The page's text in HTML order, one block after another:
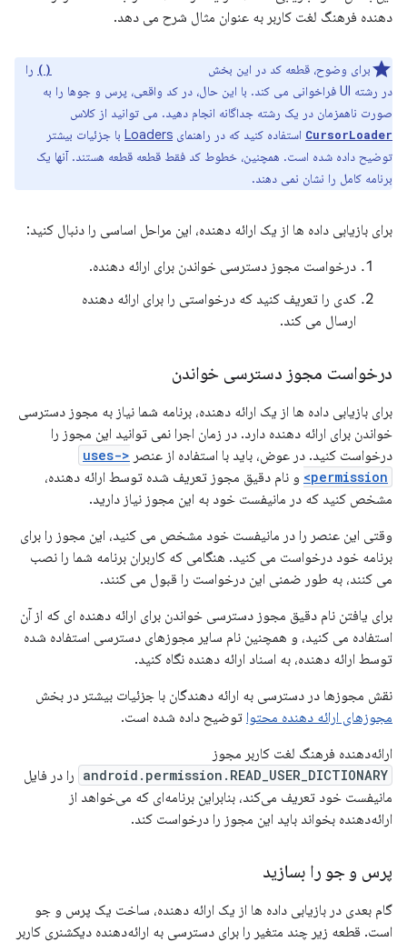
دهنده فرهنگ لغت کاربر به عنوان مثال شرح می دهد.
برای وضوح، قطعه کد در این بخش
را
در رشته UI فراخوانی می کند. با این حال، در کد واقعی، پرس و جوها را به
صورت ناهمزمان در یک رشته جداگانه انجام دهید. می توانید از کلاس
CursorLoader استفاده کنید که در راهنمای Loaders با جزئیات بیشتر
توضیح داده شده است. همچنین، خطوط کد فقط قطعه قطعه هستند. آنها یک
برنامه کامل را نشان نمی دهند.
برای بازیابی داده ها از یک ارائه دهنده، این مراحل اساسی را دنبال کنید:
درخواست مجوز دسترسی خواندن برای ارائه دهنده.
کدی را تعریف کنید که درخواستی را برای ارائه دهنده
ارسال می کند.
درخواست مجوز دسترسی خواندن
برای بازیابی داده ها از یک ارائه دهنده، برنامه شما نیاز به مجوز دسترسی
خواندن برای ارائه دهنده دارد. در زمان اجرا نمی توانید این مجوز را
درخواست کنید. در عوض، باید با استفاده از عنصر
<uses-
permission>
و نام دقیق مجوز تعریف شده توسط ارائه دهنده،
مشخص کنید که در مانیفست خود به این مجوز نیاز دارید.
وقتی این عنصر را در مانیفست خود مشخص می کنید، این مجوز را برای
برنامه خود درخواست می کنید. هنگامی که کاربران برنامه شما را نصب
می کنند، به طور ضمنی این درخواست را قبول می کنند.
برای یافتن نام دقیق مجوز دسترسی خواندن برای ارائه دهنده ای که از آن
استفاده می کنید، و همچنین نام سایر مجوزهای دسترسی استفاده شده
توسط ارائه دهنده، به اسناد ارائه دهنده نگاه کنید.
نقش مجوزها در دسترسی به ارائه دهندگان با جزئیات بیشتر در بخش
مجوزهای ارائه دهنده محتوا توضیح داده شده است.
ارائه‌دهنده فرهنگ لغت کاربر مجوز
android.permission.READ_USER_DICTIONARY را در فایل
مانیفست خود تعریف می‌کند، بنابراین برنامه‌ای که می‌خواهد از
ارائه‌دهنده بخواند باید این مجوز را درخواست کند.
پرس و جو را بسازید
گام بعدی در بازیابی داده ها از یک ارائه دهنده، ساخت یک پرس و جو
است. قطعه زیر چند متغیر را برای دسترسی به ارائه‌دهنده دیکشنری کاربر